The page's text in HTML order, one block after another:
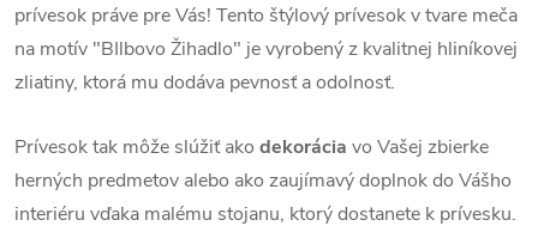
prívesok práve pre Vás! Tento štýlový prívesok v tvare meča
na motív "BIlbovo Žihadlo" je vyrobený z kvalitnej hliníkovej
zliatiny, ktorá mu dodáva pevnosť a odolnosť.
Prívesok tak môže slúžiť ako dekorácia vo Vašej zbierke
herných predmetov alebo ako zaujímavý doplnok do Vášho
interiéru vďaka malému stojanu, ktorý dostanete k prívesku.